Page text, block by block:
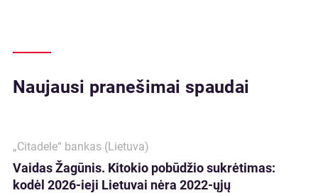
Naujausi pranešimai spaudai
„Citadele“ bankas (Lietuva)
Vaidas Žagūnis. Kitokio pobūdžio sukrėtimas:
kodėl 2026-ieji Lietuvai nėra 2022-ųjų